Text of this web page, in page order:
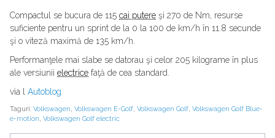
Compactul se bucura de 115 cai putere şi 270 de Nm, resurse
suficiente pentru un sprint de la 0 la 100 de km/h în 11.8 secunde
şi o viteză maximă de 135 km/h.
Performanţele mai slabe se datorau şi celor 205 kilograme în plus
ale versiunii electrice faţă de cea standard.
via l Autoblog
Taguri: Volkswagen, Volkswagen E-Golf, Volkswagen Golf, Volkswagen Golf Blue-
e-motion, Volkswagen Golf electric